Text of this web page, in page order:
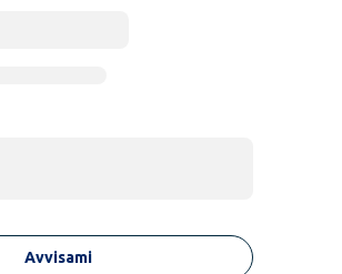
Avvisami